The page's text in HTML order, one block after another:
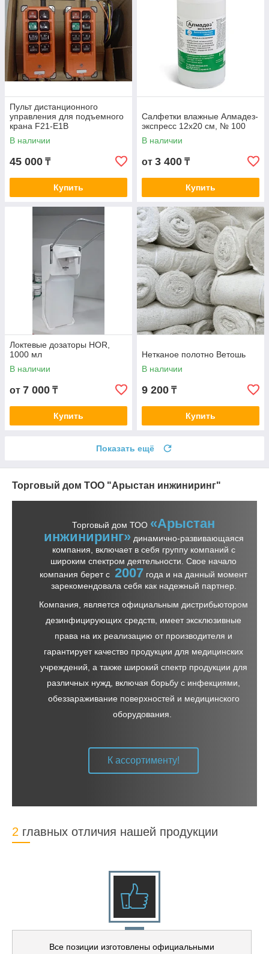
Пульт дистанционного
управления для подъемного
крана F21-E1B
В наличии
45 000 ₸
Купить
Салфетки влажные Алмадез-
экспресс 12х20 см, № 100
В наличии
от 3 400 ₸
Купить
Локтевые дозаторы HOR,
1000 мл
В наличии
от 7 000 ₸
Купить
Нетканое полотно Ветошь
В наличии
9 200 ₸
Купить
Показать ещё
Торговый дом ТОО "Арыстан инжиниринг"
Торговый дом ТОО «Арыстан
инжиниринг»динамично-развивающаяся
компания, включает в себя группу компаний с
широким спектром деятельности. Свое начало
компания берет с 2007 года и на данный момент
зарекомендовала себя как надежный партнер.
Компания, является официальным дистрибьютором
дезинфицирующих средств, имеет эксклюзивные
права на их реализацию от производителя и
гарантирует качество продукции для медицинских
учреждений, а также широкий спектр продукции для
различных нужд, включая борьбу с инфекциями,
обеззараживание поверхностей и медицинского
оборудования.
К ассортименту!
2 главных отличия нашей продукции
Все позиции изготовлены официальными